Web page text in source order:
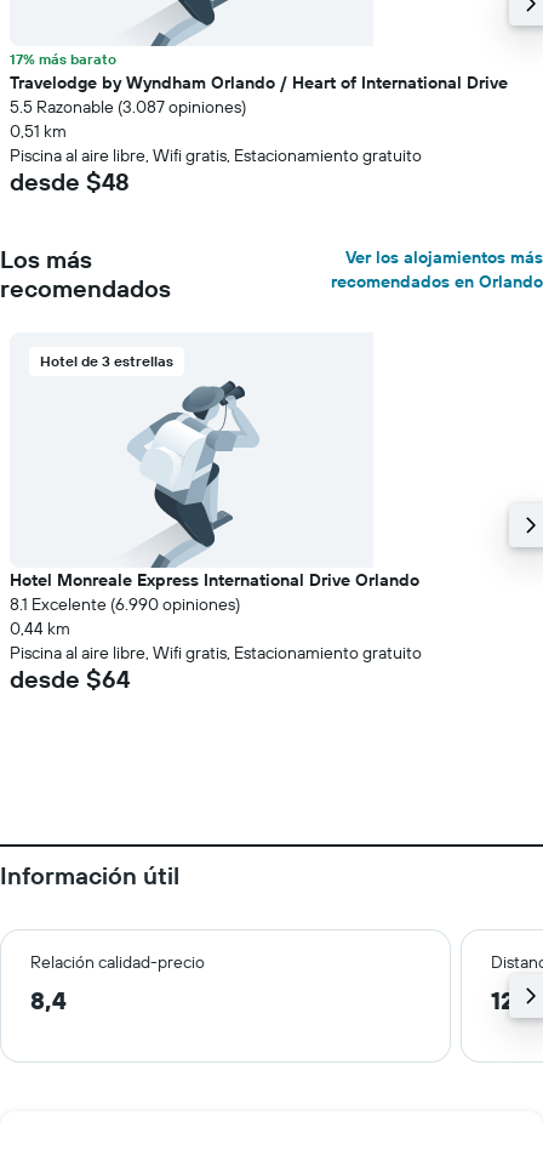
17% más barato
Travelodge by Wyndham Orlando / Heart of International Drive
5.5 Razonable (3.087 opiniones)
0,51 km
Piscina al aire libre, Wifi gratis, Estacionamiento gratuito
desde $48
Los más
recomendados
Ver los alojamientos más
recomendados en Orlando
Hotel de 3 estrellas
Hotel Monreale Express International Drive Orlando
8.1 Excelente (6.990 opiniones)
0,44 km
Piscina al aire libre, Wifi gratis, Estacionamiento gratuito
desde $64
Información útil
Relación calidad-precio
8,4